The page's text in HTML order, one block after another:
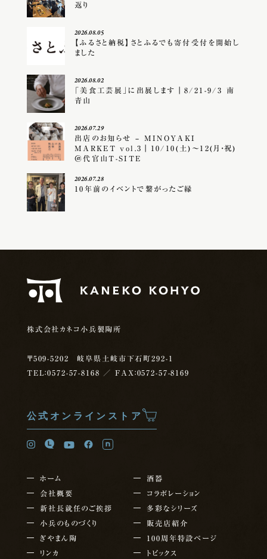
返り
2026.08.05
【ふるさと納税】さとふるでも寄付受付を開始し
ました
2026.08.02
「美食工芸展」に出展します｜8/21-9/3 南
青山
2026.07.29
出店のお知らせ – MINOYAKI
MARKET vol.3｜10/10(土)〜12(月・祝)
＠代官山T-SITE
2026.07.28
10年前のイベントで繋がったご縁
株式会社カネコ小兵製陶所
〒509-5202 岐阜県土岐市下石町292-1
TEL：0572-57-8168
／ FAX：0572-57-8169
公式オンラインストア
ホーム
会社概要
新社長就任のご挨拶
小兵のものづくり
ぎやまん陶
リンカ
酒器
コラボレーション
多彩なシリーズ
販売店紹介
100周年特設ページ
トピックス